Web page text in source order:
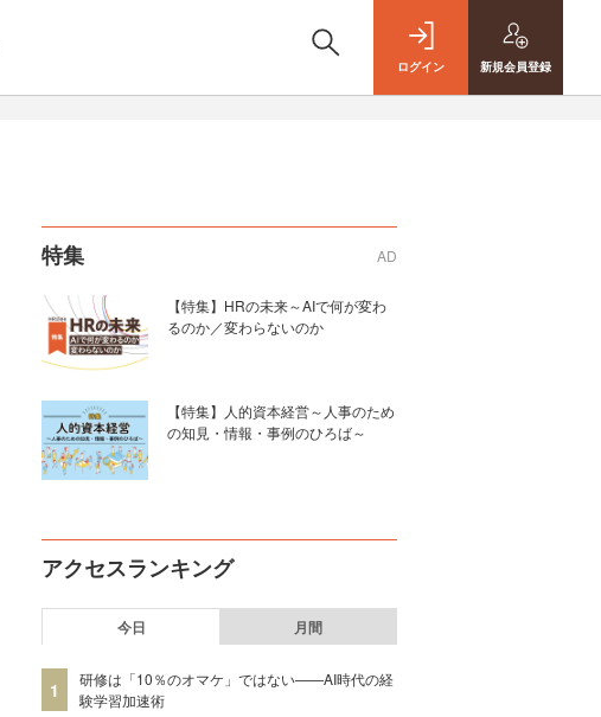
ログイン 新規会員登録
特集 AD
【特集】HRの未来～AIで何が変わ
るのか／変わらないのか
【特集】人的資本経営～人事のため
の知見・情報・事例のひろば～
アクセスランキング
今日 月間
1
研修は「10％のオマケ」ではない——AI時代の経
験学習加速術